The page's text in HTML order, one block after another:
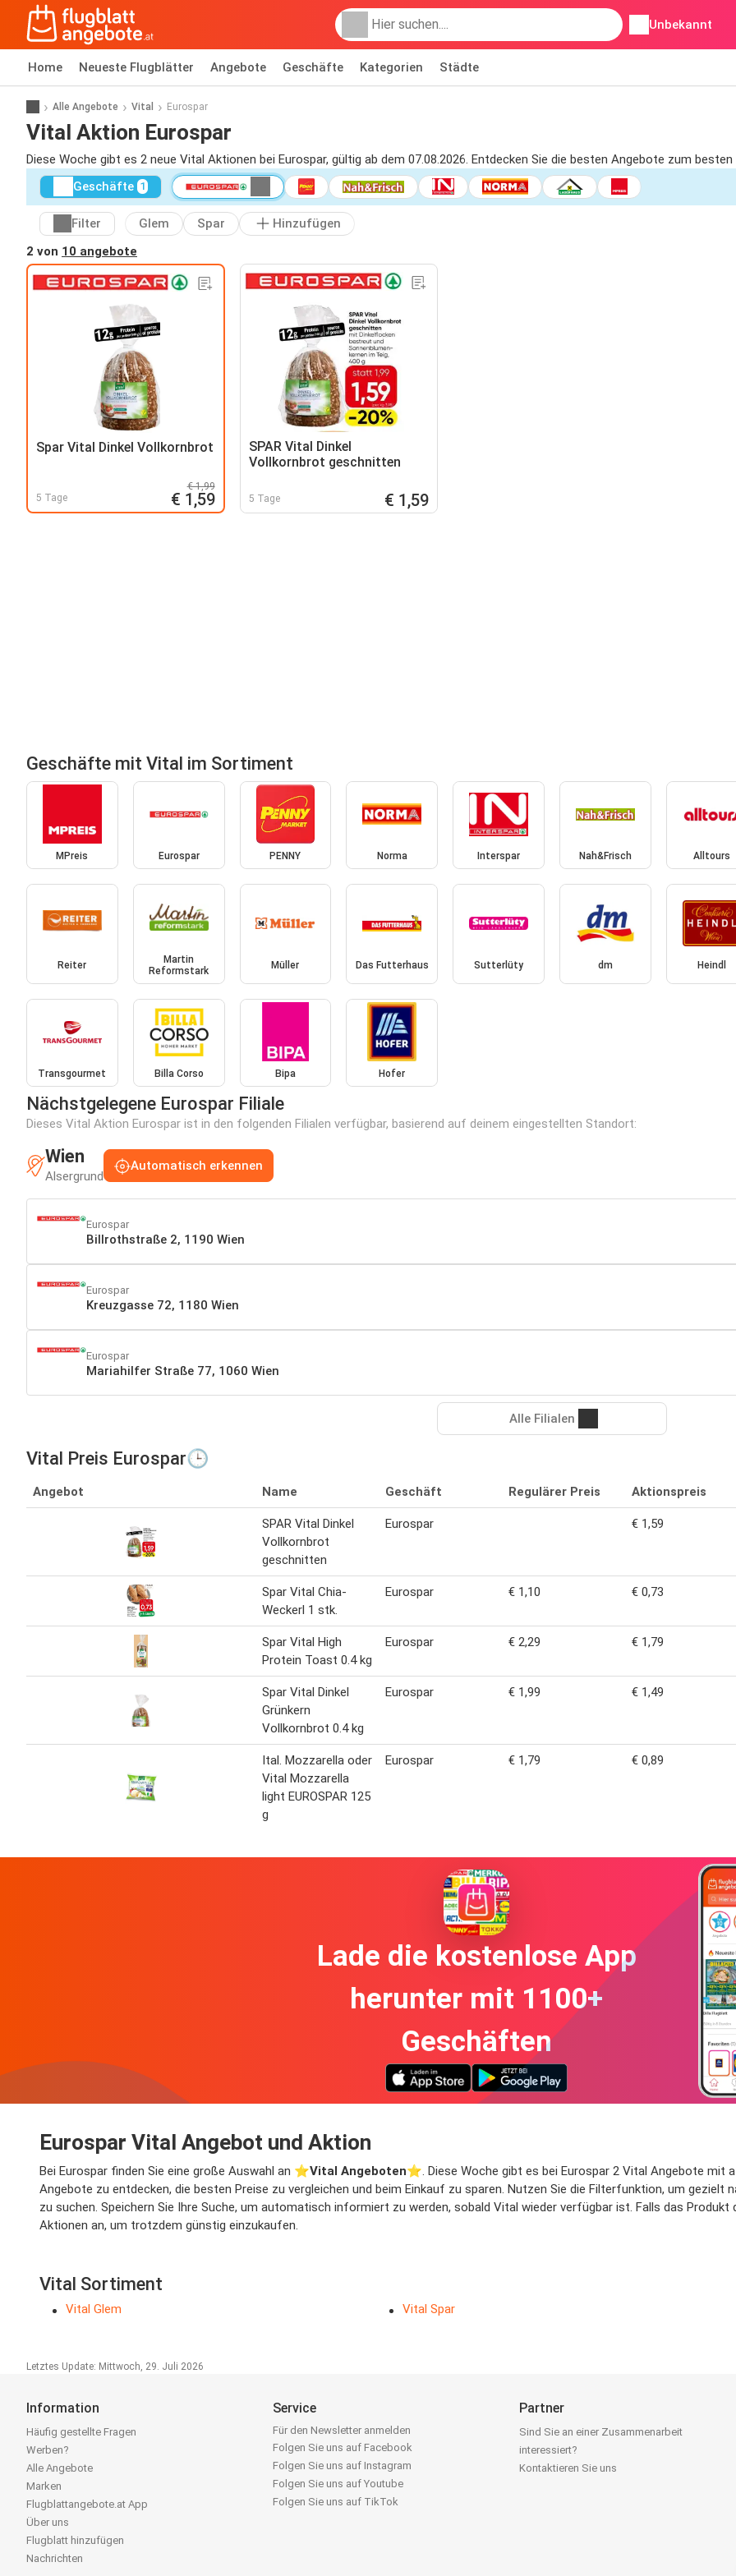
Unbekannt
Home Neueste Flugblätter Angebote Geschäfte Kategorien Städte
Alle Angebote Vital Eurospar
Vital Aktion Eurospar
Diese Woche gibt es 2 neue Vital Aktionen bei Eurospar, gültig ab dem 07.08.2026. Entdecken Sie die besten Angebote zum besten
Geschäfte 1
Filter Glem Spar
Hinzufügen
2 von 10 angebote
Spar Vital Dinkel Vollkornbrot
5 Tage
€ 1,99
€ 1,59
SPAR Vital Dinkel
Vollkornbrot geschnitten
5 Tage € 1,59
Geschäfte mit Vital im Sortiment
MPreis Eurospar PENNY Norma Interspar Nah&Frisch Alltours
Reiter
Martin
Reformstark
Müller Das Futterhaus Sutterlüty dm Heindl
Transgourmet Billa Corso Bipa Hofer
Nächstgelegene Eurospar Filiale
Dieses Vital Aktion Eurospar ist in den folgenden Filialen verfügbar, basierend auf deinem eingestellten Standort:
Wien
Alsergrund
Automatisch erkennen
Eurospar
Billrothstraße 2, 1190 Wien
Eurospar
Kreuzgasse 72, 1180 Wien
Eurospar
Mariahilfer Straße 77, 1060 Wien
Alle Filialen
Vital Preis Eurospar🕒
Angebot Name Geschäft Regulärer Preis Aktionspreis
SPAR Vital Dinkel
Vollkornbrot
geschnitten
Eurospar € 1,59
Spar Vital Chia-
Weckerl 1 stk.
Eurospar € 1,10 € 0,73
Spar Vital High
Protein Toast 0.4 kg
Eurospar € 2,29 € 1,79
Spar Vital Dinkel
Grünkern
Vollkornbrot 0.4 kg
Eurospar € 1,99 € 1,49
Ital. Mozzarella oder
Vital Mozzarella
light EUROSPAR 125
g
Eurospar € 1,79 € 0,89
Lade die kostenlose App
herunter mit 1100+
Geschäften
Eurospar Vital Angebot und Aktion
Bei Eurospar finden Sie eine große Auswahl an ⭐️Vital Angeboten⭐️. Diese Woche gibt es bei Eurospar 2 Vital Angebote mit
Angebote zu entdecken, die besten Preise zu vergleichen und beim Einkauf zu sparen. Nutzen Sie die Filterfunktion, um
zu suchen. Speichern Sie Ihre Suche, um automatisch informiert zu werden, sobald Vital wieder verfügbar ist. Falls das
Aktionen an, um trotzdem günstig einzukaufen.
Vital Sortiment
Vital Glem Vital Spar
Letztes Update: Mittwoch, 29. Juli 2026
Information
Häufig gestellte Fragen
Werben?
Alle Angebote
Marken
Flugblattangebote.at App
Über uns
Flugblatt hinzufügen
Nachrichten
Service
Für den Newsletter anmelden
Folgen Sie uns auf Facebook
Folgen Sie uns auf Instagram
Folgen Sie uns auf Youtube
Folgen Sie uns auf TikTok
Partner
Sind Sie an einer Zusammenarbeit
interessiert?
Kontaktieren Sie uns